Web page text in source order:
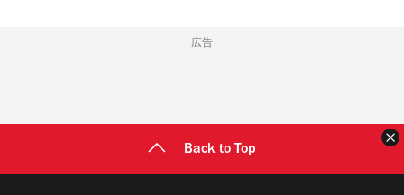
広告
Back to Top